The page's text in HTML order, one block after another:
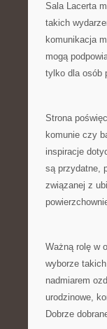
Sala Lacerta
takich
komunikacja
mogą
tylko dla osób
Strona
komunie czy
inspiracje
są przydatne,
związanej z
Ważną rolę w
wyborze
nadmiarem
urodzinowe,
Dobrze